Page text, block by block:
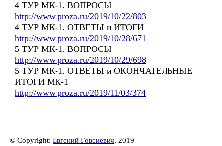
4 ТУР МК-1. ВОПРОСЫ
http://www.proza.ru/2019/10/22/803
4 ТУР МК-1. ОТВЕТЫ и ИТОГИ
http://www.proza.ru/2019/10/28/671
5 ТУР МК-1. ВОПРОСЫ
http://www.proza.ru/2019/10/29/698
5 ТУР МК-1. ОТВЕТЫ и ОКОНЧАТЕЛЬНЫЕ
ИТОГИ МК-1
http://www.proza.ru/2019/11/03/374
© Copyright: Евгений Говсиевич, 2019